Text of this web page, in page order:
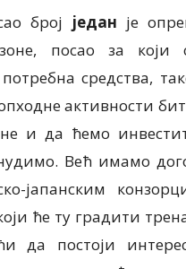
број један је
посао за који
средства,
активности
и да ћемо
Већ имамо
јапанским
ће ту градити
да постоји